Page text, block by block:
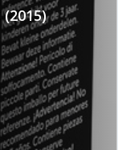
(2015)